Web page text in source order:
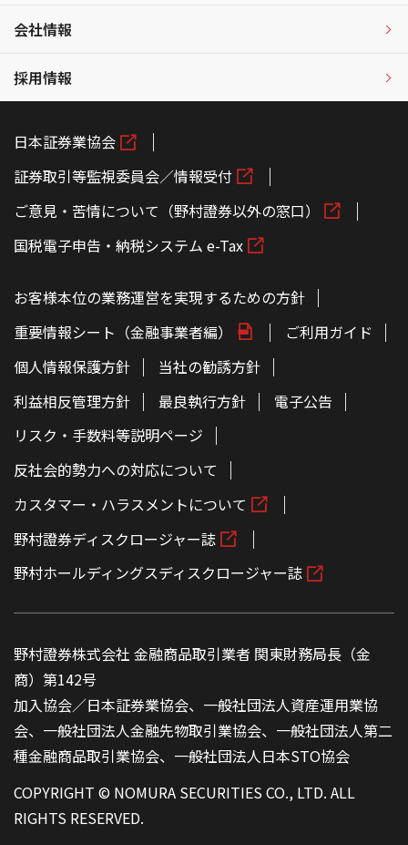
会社情報
採用情報
日本証券業協会
証券取引等監視委員会／情報受付
ご意見・苦情について（野村證券以外の窓口）
国税電子申告・納税システム e-Tax
お客様本位の業務運営を実現するための方針
重要情報シート（金融事業者編）
ご利用ガイド
個人情報保護方針
当社の勧誘方針
利益相反管理方針
最良執行方針
電子公告
リスク・手数料等説明ページ
反社会的勢力への対応について
カスタマー・ハラスメントについて
野村證券ディスクロージャー誌
野村ホールディングスディスクロージャー誌
野村證券株式会社 金融商品取引業者 関東財務局長（金
商）第142号
加入協会／日本証券業協会、一般社団法人資産運用業協
会、一般社団法人金融先物取引業協会、一般社団法人第二
種金融商品取引業協会、一般社団法人日本STO協会
COPYRIGHT © NOMURA SECURITIES CO., LTD. ALL
RIGHTS RESERVED.